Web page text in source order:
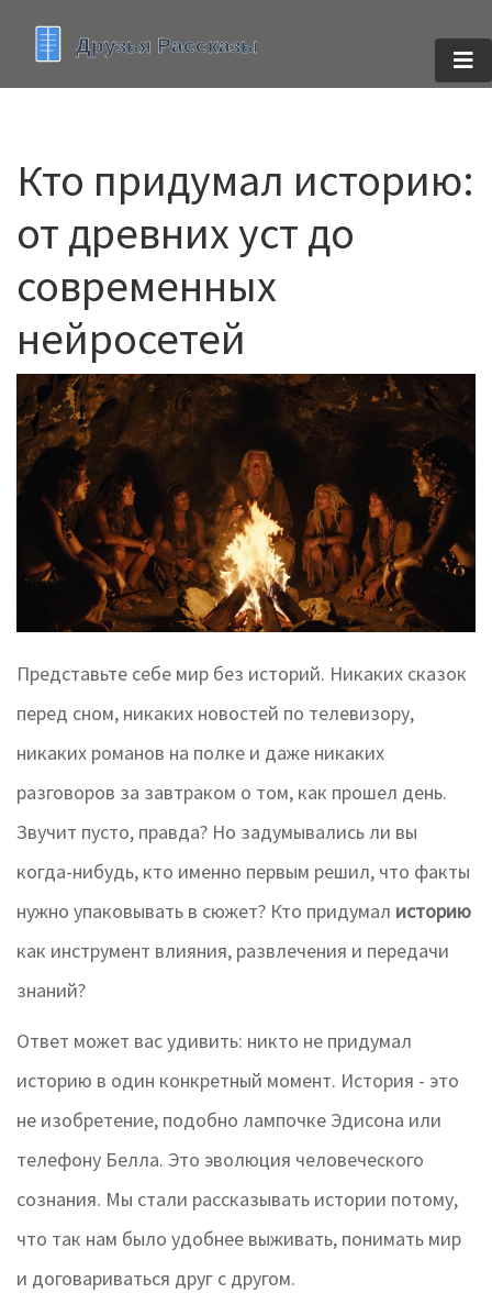
Кто придумал историю:
от древних уст до
современных
нейросетей
Представьте себе мир без историй. Никаких сказок
перед сном, никаких новостей по телевизору,
никаких романов на полке и даже никаких
разговоров за завтраком о том, как прошел день.
Звучит пусто, правда? Но задумывались ли вы
когда-нибудь, кто именно первым решил, что факты
нужно упаковывать в сюжет? Кто придумал историю
как инструмент влияния, развлечения и передачи
знаний?
Ответ может вас удивить: никто не придумал
историю в один конкретный момент. История - это
не изобретение, подобно лампочке Эдисона или
телефону Белла. Это эволюция человеческого
сознания. Мы стали рассказывать истории потому,
что так нам было удобнее выживать, понимать мир
и договариваться друг с другом.